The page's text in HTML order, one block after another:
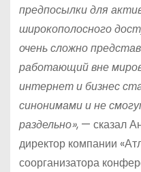
предпосылки для
широкополосного
очень сложно
работающий вне
интернет и бизнес
синонимами и не
раздельно», — сказал
директор компании
соорганизатора